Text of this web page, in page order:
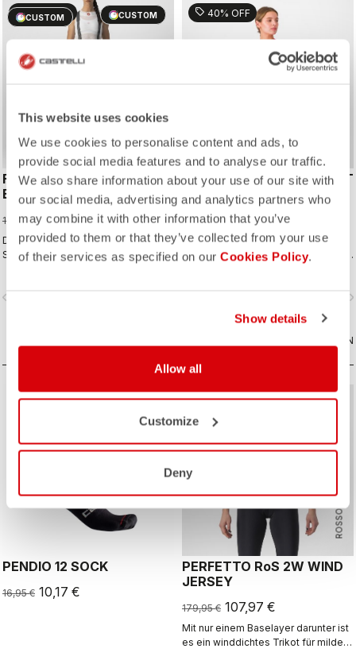
This website uses cookies
We use cookies to personalise content and ads, to
provide social media features and to analyse our traffic.
We also share information about your use of our site with
our social media, advertising and analytics partners who
may combine it with other information that you’ve
provided to them or that they’ve collected from your use
of their services as specified on our Cookies Policy.
Show details
Allow all
Customize
Deny
ROSSO CORSA
CUSTOM
sell40% OFF
CUSTOM
FREE AERO RC W
BIBSHORT
179,95 € 107,97 €
Der perfekte Mix aus Komfort und
Speed. Entwickelt für Renneinsätze
jeder Ausfahrt und jedem Fahrertyp.
sell 40% OFF
VELOCISSIMA 3 BIBSHORT
99,95 € 59,97 €
Premium-Materialien, ein der Figur
schmeichelnder Schnitt, Drop-Tail-
Trägershort bereit für lange und
längste Etappen.
VERGLEICHEN
sell40% OFF
PENDIO 12 SOCK
16,95 € 10,17 €
ROSSO CORSA
sell40% OFF
PERFETTO RoS 2W WIND
JERSEY
179,95 € 107,97 €
Mit nur einem Baselayer darunter ist
es ein winddichtes Trikot für milde